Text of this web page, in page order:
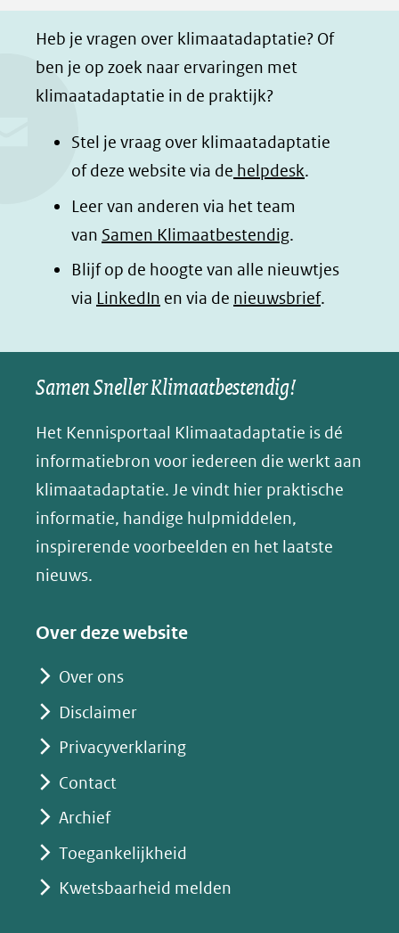
a
b
o
o
(opent
in
nieuw
venster)
naar
een
website)
i
d
I
(opent
in
nieuw
venster)
naar
een
website)
h
t
a
p
(opent
in
nieuw
venster)
naar
een
website)
n
d
l
e
o
p
B
l
e
s
y
(opent
in
nieuw
venster)
Heb je vragen over klimaatadaptatie? Of
ben je op zoek naar ervaringen met
klimaatadaptatie in de praktijk?
Stel je vraag over klimaatadaptatie
of deze website via de helpdesk.
Leer van anderen via het team
van Samen Klimaatbestendig.
Blijf op de hoogte van alle nieuwtjes
via LinkedIn (opent
nieuw
venster)
naar
een
andere
website)
en via de nieuwsbrief.
Samen Sneller Klimaatbestendig!
Het Kennisportaal Klimaatadaptatie is dé
informatiebron voor iedereen die werkt aan
klimaatadaptatie. Je vindt hier praktische
informatie, handige hulpmiddelen,
inspirerende voorbeelden en het laatste
nieuws.
Over deze website
Over ons
Disclaimer
Privacyverklaring
Contact
Archief
Toegankelijkheid
Kwetsbaarheid melden